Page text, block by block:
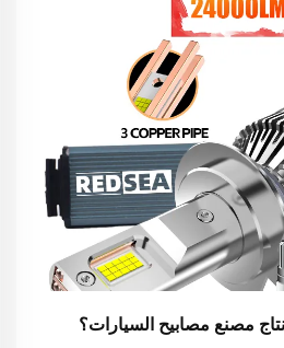
مصنع مصابيح السيارات؟